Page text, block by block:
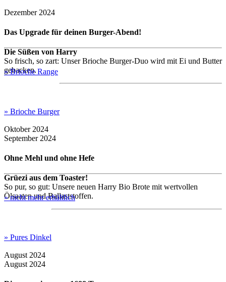
Dezember 2024
Das Upgrade für deinen Burger-Abend!
So frisch, so zart: Unser Brioche Burger-Duo wird mit Ei und Butter
gebacken.
» Brioche Burger
Oktober 2024
Die Süßen von Harry
» Brioche Range
September 2024
Ohne Mehl und ohne Hefe
So pur, so gut: Unsere neuen Harry Bio Brote mit wertvollen
Ölsaaten und Ballaststoffen.
» Pures Dinkel
August 2024
Grüezi aus dem Toaster!
» nicht mehr erhältlich
August 2024